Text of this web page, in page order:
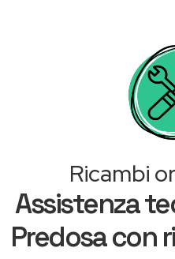
Ricambi
Assistenza
Predosa con